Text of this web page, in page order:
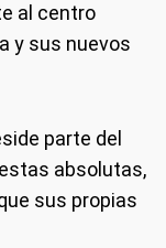
al centro
y sus nuevos
parte del
absolutas,
sus propias